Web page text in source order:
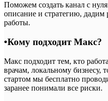
Поможем создать канал с
описание и стратегию, дадим
работы.
•Кому подходит Макс?
Макс подходит тем, кто
врачам, локальному бизнесу,
стартом мы бесплатно
заранее понимали все риски.